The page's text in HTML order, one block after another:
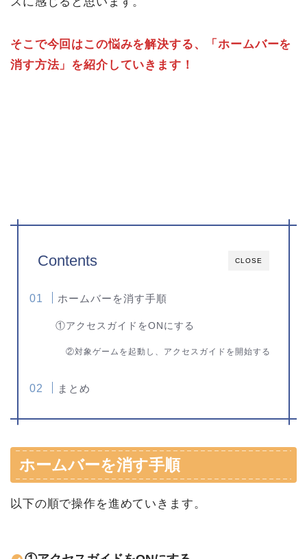
そこで今回はこの悩みを解決する、
「ホームバーを
消す方法」 を紹介していきます！
CLOSE
Contents
ホームバーを消す手順
①アクセスガイドをONにする
②対象ゲームを起動し、アクセスガイドを開始する
まとめ
ホームバーを消す手順
以下の順で操作を進めていきます。